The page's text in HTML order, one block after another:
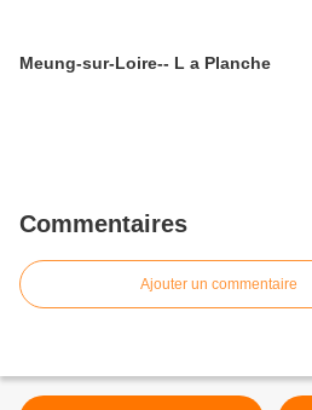
Meung-sur-Loire-- L a Planche
Commentaires
Ajouter un commentaire